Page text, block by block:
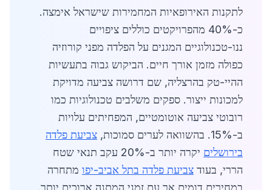
לתקנות האירופאיות המחמירות שישראל אימצה.
כ-40% מהפרויקטים כוללים ציפויים
ננו-טכנולוגיים המגנים על הפלדה מפני קורוזיה
כפולה מזמן אורך חיים. הביקוש גבוה בתעשיות
ההיי-טק בהרצליה, שם דרושה צביעה מדויקת
למכונות ייצור. ספקים משלבים טכנולוגיות כמו
רובוטי צביעה אוטומטיים, המפחיתים עלויות
ב-15%. בהשוואה לערים סמוכות,
צביעת פלדה
בירושלים
יקרה יותר ב-20% עקב תנאי שטח
הררי, בעוד צביעת פלדה בתל אביב-יפו מתחרה
במחירים דומים אך עם זמני המתנה ארוכים יותר.